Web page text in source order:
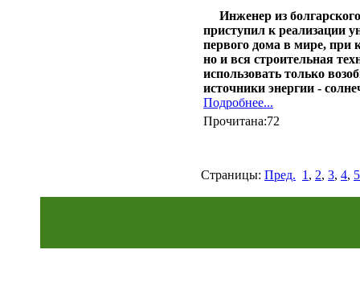
Инженер из
приступил к реализации
первого дома в мире, при
но и вся строительная
использовать только
источники энергии -
Подробнее...
Прочитана:72
Страницы: Пред. 1 , 2, 3, 4, 5